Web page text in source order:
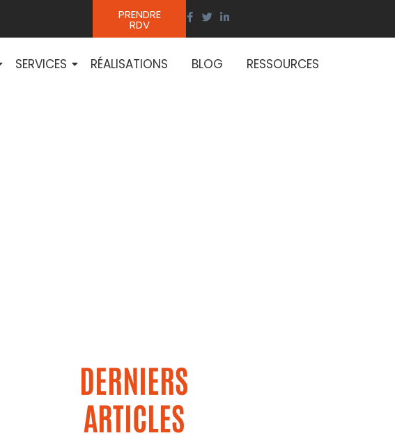
PRENDRE
RDV
SERVICES RÉALISATIONS BLOG RESSOURCES
DERNIERS
ARTICLES